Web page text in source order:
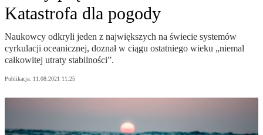
Katastrofa dla pogody
Naukowcy odkryli jeden z największych na świecie systemów
cyrkulacji oceanicznej, doznał w ciągu ostatniego wieku „niemal
całkowitej utraty stabilności”.
Publikacja: 11.08.2021 11:25